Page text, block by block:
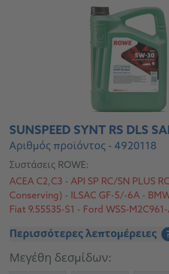
SUNSPEED SYNT RS DLS
Αριθμός προϊόντος - 4920118
Συστάσεις ROWE:
ACEA C2,C3 - API SP RC/SN PLUS
Conserving) - ILSAC GF-5/-6A -
Fiat 9.55535-S1 - Ford WSS-
1547-D30 (nur/only Diesel) - Opel/
1547-G30 (nur/only Benzin/Gasoline)
00/505 01 - VWC 530 34
Περισσότερες λεπτομέρειες
Μεγέθη δεσμίδων: